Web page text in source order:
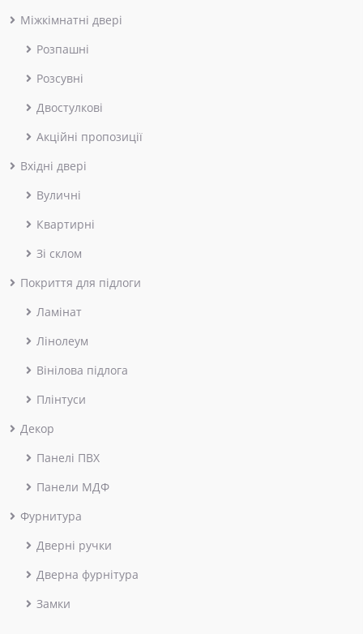
Міжкімнатні двері
Розпашні
Розсувні
Двостулкові
Акційні пропозиції
Вхідні двері
Вуличні
Квартирні
Зі склом
Покриття для підлоги
Ламінат
Лінолеум
Вінілова підлога
Плінтуси
Декор
Панелі ПВХ
Панели МДФ
Фурнитура
Дверні ручки
Дверна фурнітура
Замки